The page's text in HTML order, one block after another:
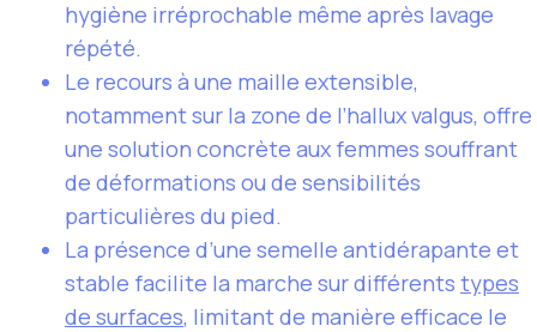
hygiène irréprochable même après lavage
répété.
Le recours à une maille extensible,
notamment sur la zone de l’hallux valgus, offre
une solution concrète aux femmes souffrant
de déformations ou de sensibilités
particulières du pied.
La présence d’une semelle antidérapante et
stable facilite la marche sur différents types
de surfaces, limitant de manière efficace le